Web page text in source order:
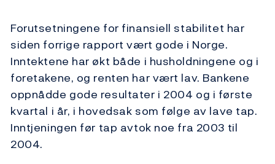
Forutsetningene for finansiell stabilitet har
siden forrige rapport vært gode i Norge.
Inntektene har økt både i husholdningene og i
foretakene, og renten har vært lav. Bankene
oppnådde gode resultater i 2004 og i første
kvartal i år, i hovedsak som følge av lave tap.
Inntjeningen før tap avtok noe fra 2003 til
2004.